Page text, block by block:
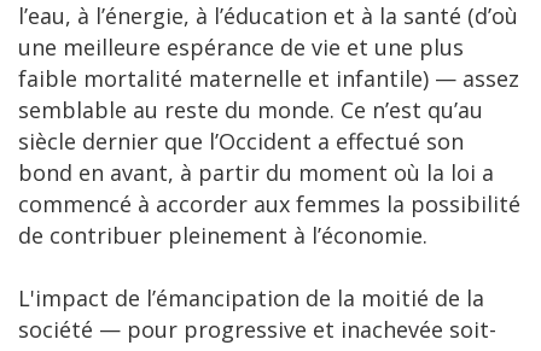
l’eau, à l’énergie, à l’éducation et à la santé (d’où
une meilleure espérance de vie et une plus
faible mortalité maternelle et infantile) — assez
semblable au reste du monde. Ce n’est qu’au
siècle dernier que l’Occident a effectué son
bond en avant, à partir du moment où la loi a
commencé à accorder aux femmes la possibilité
de contribuer pleinement à l’économie.
L'impact de l’émancipation de la moitié de la
société — pour progressive et inachevée soit-